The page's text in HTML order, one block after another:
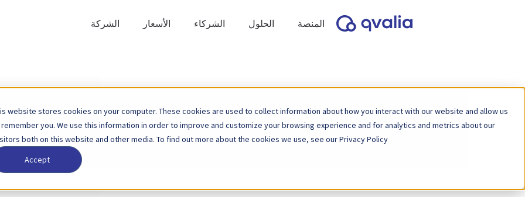
website stores cookies on your computer. These cookies are used to collect information about how you interact with our website and allow us
you. We use this information in order to improve and customize your browsing experience and for analytics and metrics about our
both on this website and other media. To find out more about the cookies we use, see our Privacy Policy.
Accept
المنصة الحلول الشركاء الأسعار الشركة
عن
الصفحة الرئيسية قاعدة المعرفة بيبول